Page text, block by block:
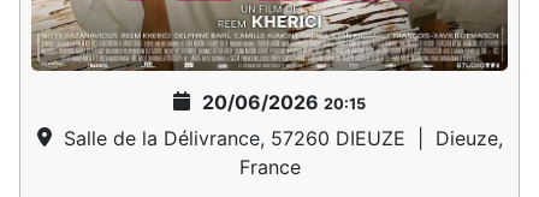
20/06/2026 20:15
Salle de la Délivrance, 57260 DIEUZE
Dieuze,
France